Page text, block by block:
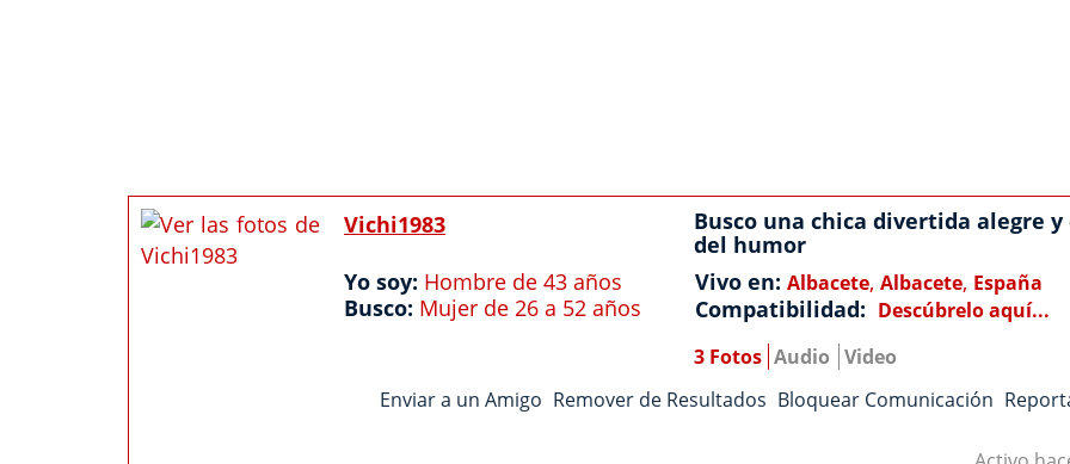
Vichi1983
Busco una chica divertida alegre
del humor
Yo soy: Hombre de 43 años
Busco: Mujer de 26 a 52 años
Vivo en: Albacete, Albacete, España
Compatibilidad: Descúbrelo aquí...
3 Fotos Audio Video
Enviar a un Amigo Remover de Resultados Bloquear Comunicación